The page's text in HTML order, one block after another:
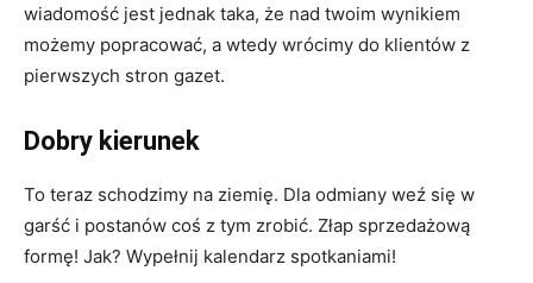
wiadomość jest jednak taka, że nad twoim wynikiem
możemy popracować, a wtedy wrócimy do klientów z
pierwszych stron gazet.
Dobry kierunek
To teraz schodzimy na ziemię. Dla odmiany weź się w
garść i postanów coś z tym zrobić. Złap sprzedażową
formę! Jak? Wypełnij kalendarz spotkaniami!